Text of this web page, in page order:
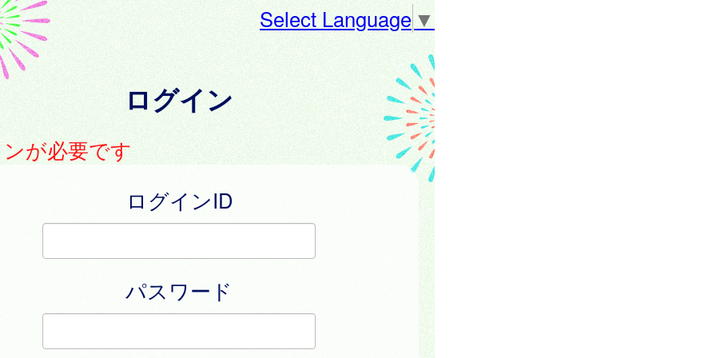
Select Language▼
ログイン
が必要です
ログインID
パスワード